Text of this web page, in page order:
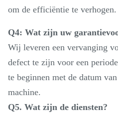
om de efficiëntie te verhogen.
Q4: Wat zijn uw
Wij leveren een vervanging
defect te zijn voor een
te beginnen met de datum
machine.
Q5. Wat zijn de diensten?